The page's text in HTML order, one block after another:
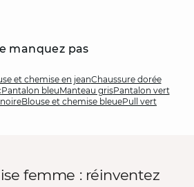
manquez pas
et chemise en jeanChaussure dorée
Pantalon bleuManteau grisPantalon vert
Blouse et chemise bleuePull vert
femme : réinventez